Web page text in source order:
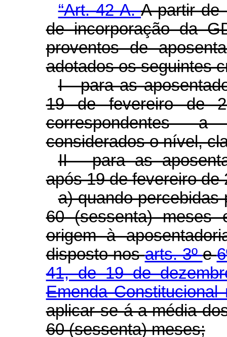
“Art. 42-A.A partir de
de incorporação da
proventos de
adotados os seguintes
I - para as
19 de fevereiro de
correspondentes
considerados o nível,
II - para as
após 19 de fevereiro de
a) quando percebidas
60 (sessenta) meses
origem à
disposto nosarts. 3ºe
41, de 19 de
Emenda
aplicar-se-á a média
60 (sessenta) meses;